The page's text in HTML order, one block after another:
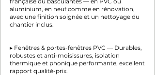
aluminium, en neuf comme en rénovation,
avec une finition soignée et un nettoyage du
chantier inclus.
▸ Fenêtres & portes-fenêtres PVC — Durables,
robustes et anti-moisissures, isolation
thermique et phonique performante, excellent
rapport qualité-prix.